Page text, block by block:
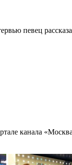
певец
канала